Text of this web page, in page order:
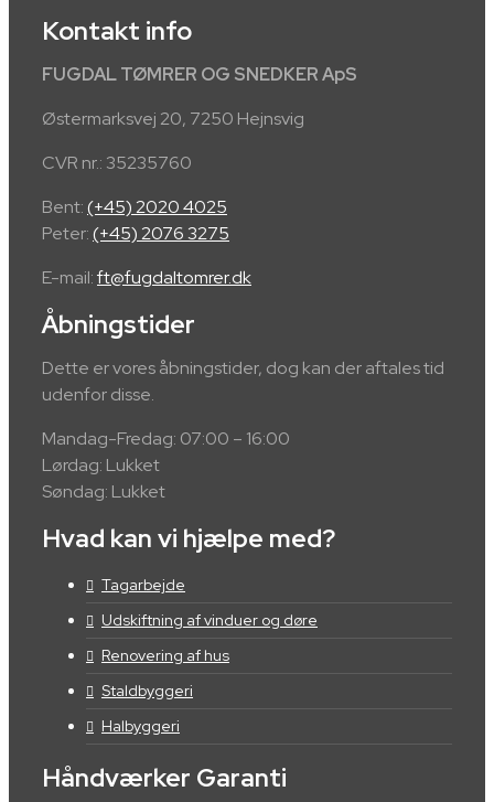
Kontakt info
FUGDAL TØMRER OG SNEDKER ApS
Østermarksvej 20, 7250 Hejnsvig
CVR nr.: 35235760
​Bent:(+45) 2020 4025
Peter:(+45) 2076 3275
E-mail:ft@fugdaltomrer.dk
Åbningstider
Dette er vores åbningstider, dog kan der aftales tid
udenfor disse.
Mandag-Fredag: 07:00 – 16:00
Lørdag: Lukket
Søndag: Lukket
Hvad kan vi hjælpe med?
Tagarbejde
Udskiftning af vinduer og døre
Renovering af hus
Staldbyggeri
Halbyggeri
Håndværker Garanti